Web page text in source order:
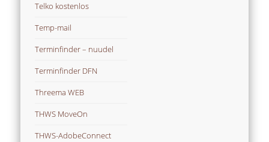
Telko kostenlos
Temp-mail
Terminfinder – nuudel
Terminfinder DFN
Threema WEB
THWS MoveOn
THWS-AdobeConnect